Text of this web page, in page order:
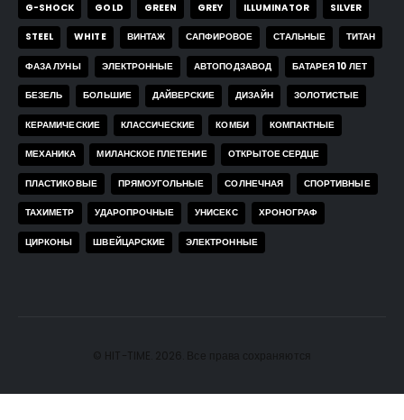
G-SHOCK GOLD GREEN GREY ILLUMINATOR SILVER
STEEL WHITE ВИНТАЖ САПФИРОВОЕ СТАЛЬНЫЕ ТИТАН
ФАЗА ЛУНЫ ЭЛЕКТРОННЫЕ АВТОПОДЗАВОД БАТАРЕЯ 10 ЛЕТ
БЕЗЕЛЬ БОЛЬШИЕ ДАЙВЕРСКИЕ ДИЗАЙН ЗОЛОТИСТЫЕ
КЕРАМИЧЕСКИЕ КЛАССИЧЕСКИЕ КОМБИ КОМПАКТНЫЕ
МЕХАНИКА МИЛАНСКОЕ ПЛЕТЕНИЕ ОТКРЫТОЕ СЕРДЦЕ
ПЛАСТИКОВЫЕ ПРЯМОУГОЛЬНЫЕ СОЛНЕЧНАЯ СПОРТИВНЫЕ
ТАХИМЕТР УДАРОПРОЧНЫЕ УНИСЕКС ХРОНОГРАФ
ЦИРКОНЫ ШВЕЙЦАРСКИЕ ЭЛЕКТРОННЫЕ
© HIT-TIME. 2026. Все права сохраняются